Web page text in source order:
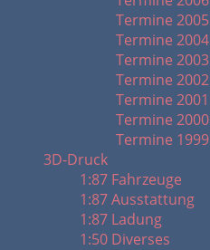
Termine 2005
Termine 2004
Termine 2003
Termine 2002
Termine 2001
Termine 2000
Termine 1999
3D-Druck
1:87 Fahrzeuge
1:87 Ausstattung
1:87 Ladung
1:50 Diverses